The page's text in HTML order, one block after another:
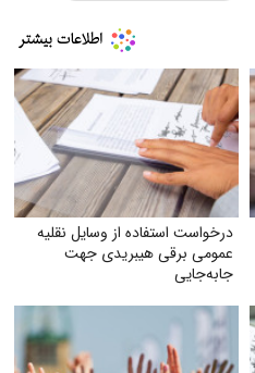
درخواست استفاده از وسایل نقلیه
عمومی برقی هیبریدی جهت
جابه‌جایی